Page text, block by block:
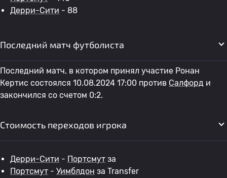
Дерри-Сити - 88
Последний матч футболиста
Последний матч, в котором принял участие Ронан
Кертис состоялся 10.08.2024 17:00 против Салфорд и
закончился со счетом 0:2.
Стоимость переходов игрока
Дерри-Сити - Портсмут за
Портсмут - Уимблдон за Transfer